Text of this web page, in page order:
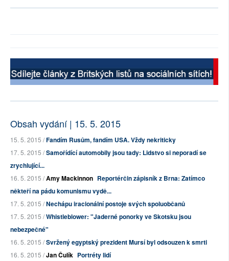
Obsah vydání | 15. 5. 2015
15. 5. 2015 /Fandím Rusům, fandím USA. Vždy nekriticky
17. 5. 2015 /Samořídící automobily jsou tady: Lidstvo si neporadí se
zrychlující...
16. 5. 2015 /Amy Mackinnon Reportérčin zápisník z Brna: Zatímco
někteří na pádu komunismu vydě...
17. 5. 2015 /Nechápu iracionální postoje svých spoluobčanů
17. 5. 2015 /Whistleblower: "Jaderné ponorky ve Skotsku jsou
nebezpečné"
16. 5. 2015 /Svržený egyptský prezident Mursí byl odsouzen k smrti
16. 5. 2015 /Jan Čulík Portréty lidí